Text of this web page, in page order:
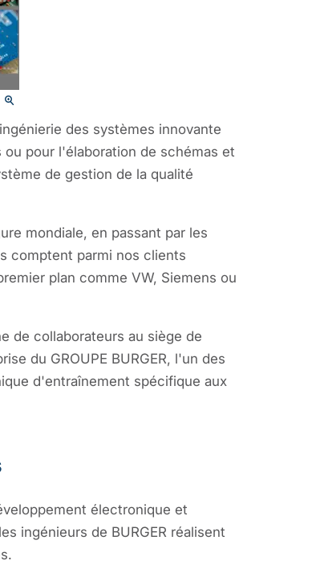
des systèmes innovante
pour l'élaboration de schémas et
de gestion de la qualité
mondiale, en passant par les
comptent parmi nos clients
plan comme VW, Siemens ou
de collaborateurs au siège de
du GROUPE BURGER, l'un des
d'entraînement spécifique aux
électronique et
ingénieurs de BURGER réalisent